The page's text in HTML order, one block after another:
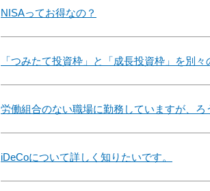
NISAってお得なの？
「つみたて投資枠」と「成長投資枠」を別
労働組合のない職場に勤務していますが、
iDeCoについて詳しく知りたいです。